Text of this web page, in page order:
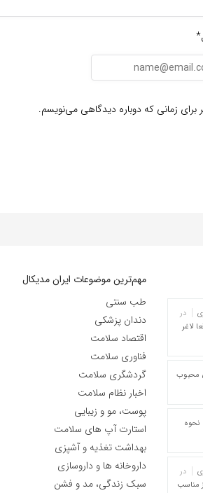
برای زمانی که دوباره دیدگاهی می‌نویسم.
در
لاغر
محبوب
نحوه
در
مناسب
مهم‌ترین موضوعات ایران مدیکال
طب سنتی
دندان پزشکی
اقتصاد سلامت
فناوری سلامت
گردشگری سلامت
اخبار نظام سلامت
پوست، مو و زیبایی
استارت آپ های سلامت
بهداشت تغذیه و آشپزی
داروخانه ها و داروسازی
سبک زندگی، مد و فشن